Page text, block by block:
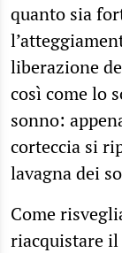
quanto sia
liberazione
così come lo
sonno:
corteccia si
lavagna dei
Come
riacquistare il